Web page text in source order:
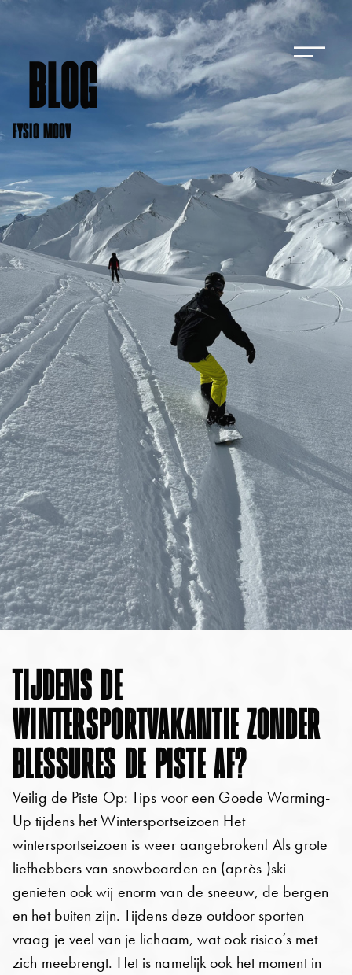
BLOG
FYSIO MOOV
TIJDENS DE
WINTERSPORTVAKANTIE ZONDER
BLESSURES DE PISTE AF?
Veilig de Piste Op: Tips voor een Goede Warming-
Up tijdens het Wintersportseizoen Het
wintersportseizoen is weer aangebroken! Als grote
liefhebbers van snowboarden en (après-)ski
genieten ook wij enorm van de sneeuw, de bergen
en het buiten zijn. Tijdens deze outdoor sporten
vraag je veel van je lichaam, wat ook risico’s met
zich meebrengt. Het is namelijk ook het moment in